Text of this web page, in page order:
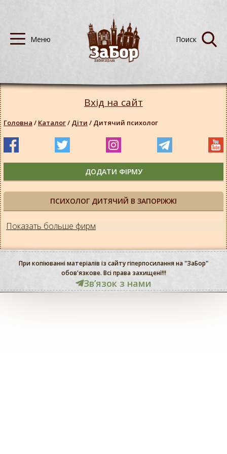
ПСИХОЛОГ ДИТЯЧИЙ В ЗАПОРІЖЖІ
Показать больше фирм
Вхід на сайт
Головна / Каталог/ Діти / Дитячий психолог
ДОДАТИ ФІРМУ
При копіюванні матеріалів із сайту гіперпосилання на "ЗаБор"
обов'язкове. Всі права захищені!!!
Звʼязок з нами